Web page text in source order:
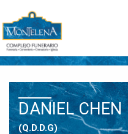
DANIEL CHEN
(Q.D.D.G)